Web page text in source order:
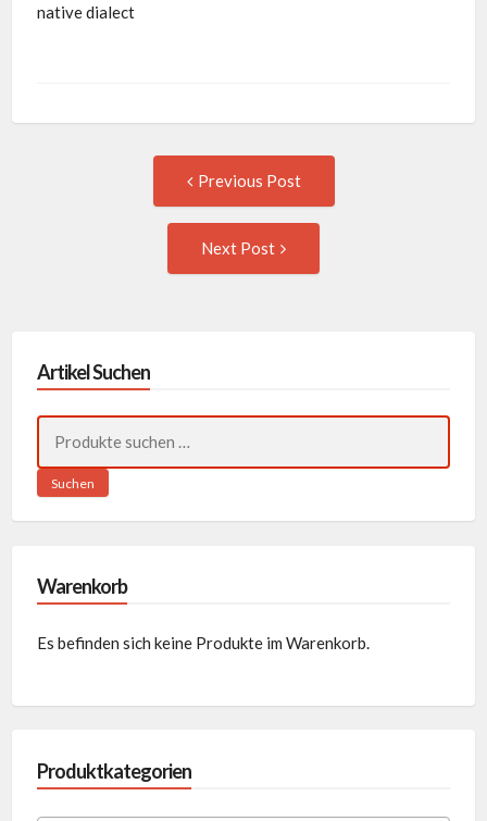
native dialect
navigation
Previous Post
Next Post
Artikel Suchen
nach:
Suchen
Warenkorb
Es befinden sich keine Produkte im Warenkorb.
Produktkategorien